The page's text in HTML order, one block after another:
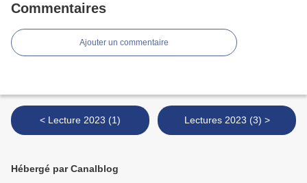
Commentaires
Ajouter un commentaire
< Lecture 2023 (1) Lectures 2023 (3) >
Hébergé par Canalblog